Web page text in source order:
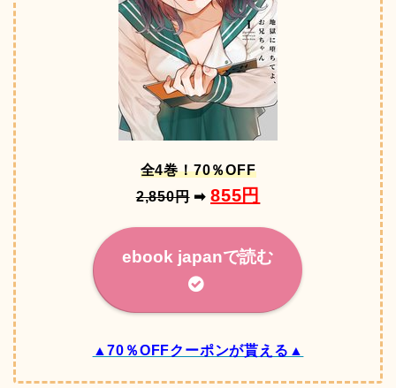
全4巻！70％OFF
2,850円➡ 855円
ebook japanで読む
▲70％OFFクーポンが貰える▲